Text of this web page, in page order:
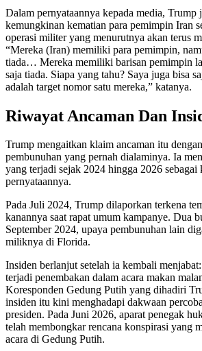
Dalam pernyataannya kepada media, Trump
kemungkinan kematian para pemimpin Iran
operasi militer yang menurutnya akan terus
“Mereka (Iran) memiliki para pemimpin,
tiada… Mereka memiliki barisan pemimpin
saja tiada. Siapa yang tahu? Saya juga bisa
adalah target nomor satu mereka,” katanya.
Riwayat Ancaman Dan
Trump mengaitkan klaim ancaman itu
pembunuhan yang pernah dialaminya. Ia
yang terjadi sejak 2024 hingga 2026 sebagai
pernyataannya.
Pada Juli 2024, Trump dilaporkan terkena
kanannya saat rapat umum kampanye. Dua
September 2024, upaya pembunuhan lain
miliknya di Florida.
Insiden berlanjut setelah ia kembali
terjadi penembakan dalam acara makan
Koresponden Gedung Putih yang dihadiri
insiden itu kini menghadapi dakwaan
presiden. Pada Juni 2026, aparat penegak
telah membongkar rencana konspirasi yang
acara di Gedung Putih.